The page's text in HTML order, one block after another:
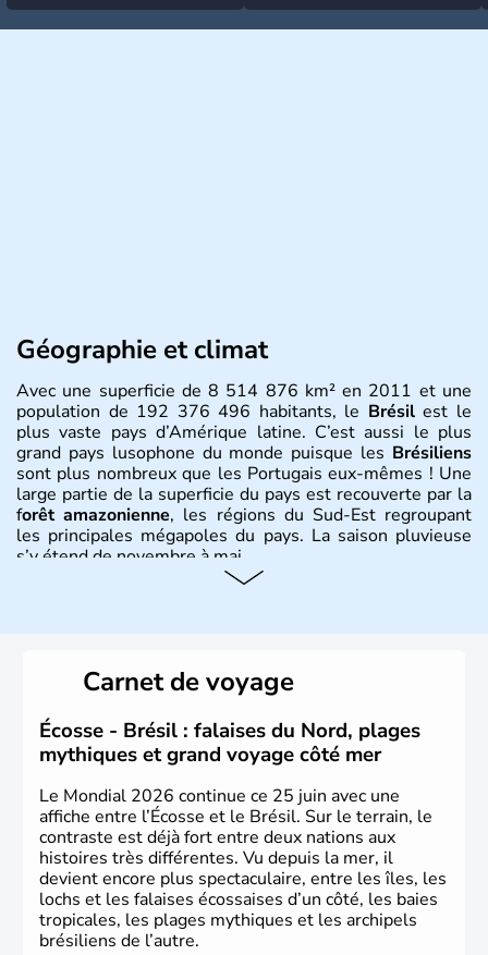
Géographie et climat
Avec une superficie de 8 514 876 km² en 2011 et une
population de 192 376 496 habitants, le Brésilest le
plus vaste pays d’Amérique latine. C’est aussi le plus
grand pays lusophone du monde puisque les Brésiliens
sont plus nombreux que les Portugais eux-mêmes ! Une
large partie de la superficie du pays est recouverte par la
forêt amazonienne, les régions du Sud-Est regroupant
les principales mégapoles du pays. La saison pluvieuse
s’y étend de novembre à mai.
du Brésil ont été atteintes par le portugais Cabral en
1500. Durant le XVIe siècle, de très nombreux esclaves
venus d'Afrique ont permis une large exploitation des
ressources en sucre du pays.
Carnet de voyage
Écosse - Brésil : falaises du Nord, plages
mythiques et grand voyage côté mer
Le Mondial 2026 continue ce 25 juin avec une
affiche entre l’Écosse et le Brésil. Sur le terrain, le
contraste est déjà fort entre deux nations aux
histoires très différentes. Vu depuis la mer, il
devient encore plus spectaculaire, entre les îles, les
lochs et les falaises écossaises d’un côté, les baies
tropicales, les plages mythiques et les archipels
brésiliens de l’autre.